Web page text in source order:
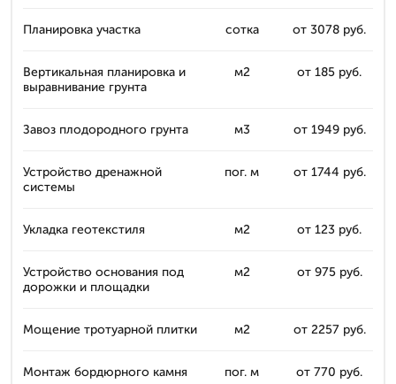
Планировка участка сотка от 3078 руб.
Вертикальная планировка и
выравнивание грунта
м2 от 185 руб.
Завоз плодородного грунта м3 от 1949 руб.
Устройство дренажной
системы
пог. м от 1744 руб.
Укладка геотекстиля м2 от 123 руб.
Устройство основания под
дорожки и площадки
м2 от 975 руб.
Мощение тротуарной плитки м2 от 2257 руб.
Монтаж бордюрного камня пог. м от 770 руб.